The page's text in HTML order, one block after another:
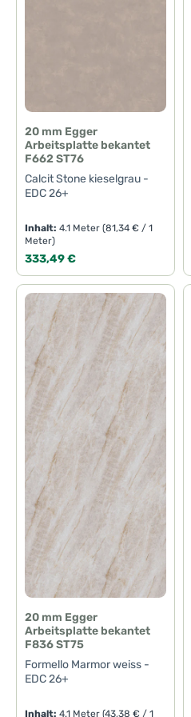
20 mm Egger
Arbeitsplatte bekantet
F662 ST76
Calcit Stone kieselgrau -
EDC 26+
Inhalt:4.1 Meter(81,34 € / 1
Meter)
Regulärer Preis:
333,49 €
20 mm Egger
Arbeitsplatte bekantet
F836 ST75
Formello Marmor weiss -
EDC 26+
Inhalt:4.1 Meter(43,38 € / 1